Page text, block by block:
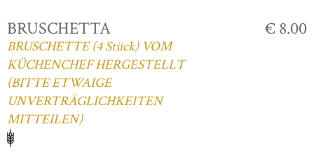
BRUSCHETTA
BRUSCHETTE (4 Stück) VOM
KÜCHENCHEF HERGESTELLT
(BITTE ETWAIGE
UNVERTRÄGLICHKEITEN
MITTEILEN)
€ 8.00